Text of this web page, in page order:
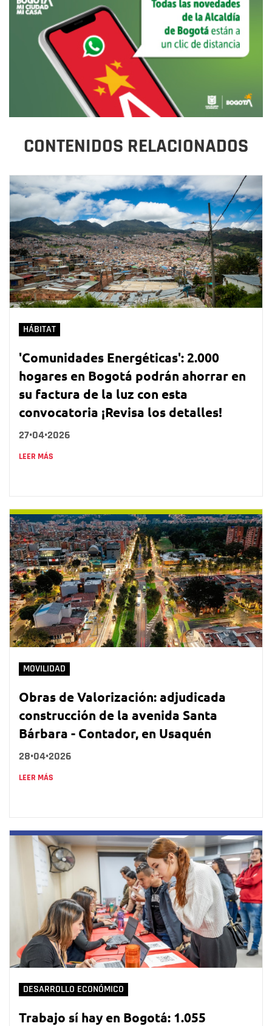
CONTENIDOS RELACIONADOS
HÁBITAT
'Comunidades Energéticas': 2.000
hogares en Bogotá podrán ahorrar en
su factura de la luz con esta
convocatoria ¡Revisa los detalles!
27•04•2026
LEER MÁS
MOVILIDAD
Obras de Valorización: adjudicada
construcción de la avenida Santa
Bárbara - Contador, en Usaquén
28•04•2026
LEER MÁS
DESARROLLO ECONÓMICO
Trabajo sí hay en Bogotá: 1.055